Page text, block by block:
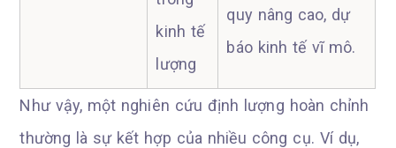
kinh tế
lượng
quy nâng cao, dự
báo kinh tế vĩ mô.
Như vậy, một nghiên cứu định lượng hoàn chỉnh
thường là sự kết hợp của nhiều công cụ. Ví dụ,